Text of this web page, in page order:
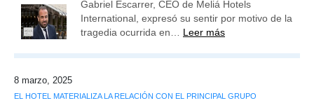
Gabriel Escarrer, CEO de Meliá Hotels
International, expresó su sentir por motivo de la
tragedia ocurrida en… Leer más
8 marzo, 2025
EL HOTEL MATERIALIZA LA RELACIÓN CON EL PRINCIPAL GRUPO